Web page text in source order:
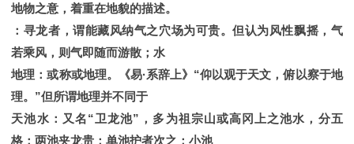
地物之意，着重在地貌的描述。
：寻龙者，谓能藏风纳气之穴场为可贵。但认为风性飘摇，气
若乘风，则气即随而游散；水
地理：或称或地理。《易·系辞上》“仰以观于天文，俯以察于地
理。”但所谓地理并不同于
天池水：又名“卫龙池”，多为祖宗山或高冈上之池水，分五
格：两池夹龙贵；单池护者次之；小池